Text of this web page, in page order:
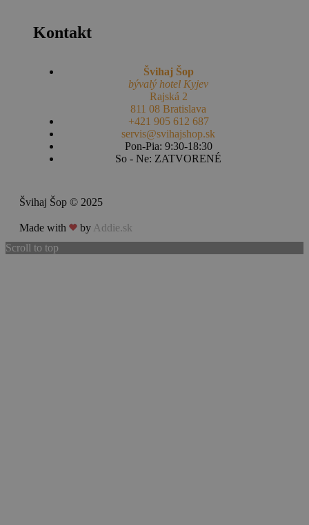
Kontakt
Švihaj Šop
bývalý hotel Kyjev
Rajská 2
811 08 Bratislava
+421 905 612 687
servis@svihajshop.sk
Pon-Pia: 9:30-18:30
So - Ne: ZATVORENÉ
Švihaj Šop © 2025
Made with by Addie.sk
Scroll to top